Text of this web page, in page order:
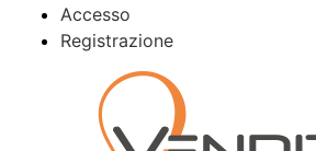
Accesso
Registrazione